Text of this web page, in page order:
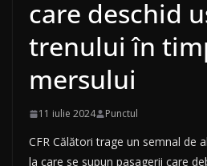
care deschid
trenului în
mersului
11 iulie 2024 Punctul
CFR Călători trage un semnal de
la care se supun pasagerii care